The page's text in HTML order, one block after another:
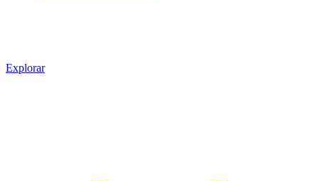
Explorar